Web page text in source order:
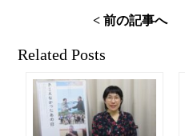
< 前の記事へ
Related Posts